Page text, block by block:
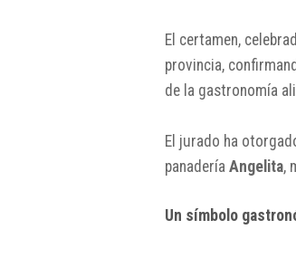
El certamen,
provincia,
de la gastronomía
El jurado ha
panadería Angelita,
Un símbolo